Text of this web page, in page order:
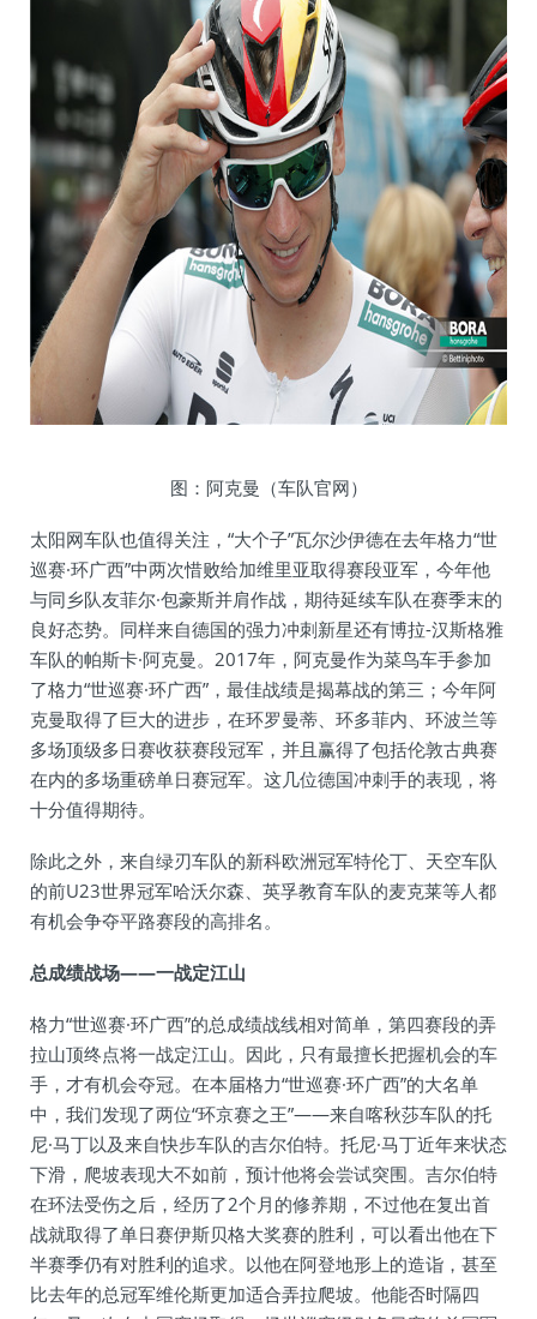
图：阿克曼（车队官网）
太阳网车队也值得关注，“大个子”瓦尔沙伊德在去年格力“世
巡赛·环广西”中两次惜败给加维里亚取得赛段亚军，今年他
与同乡队友菲尔·包豪斯并肩作战，期待延续车队在赛季末的
良好态势。同样来自德国的强力冲刺新星还有博拉-汉斯格雅
车队的帕斯卡·阿克曼。2017年，阿克曼作为菜鸟车手参加
了格力“世巡赛·环广西”，最佳战绩是揭幕战的第三；今年阿
克曼取得了巨大的进步，在环罗曼蒂、环多菲内、环波兰等
多场顶级多日赛收获赛段冠军，并且赢得了包括伦敦古典赛
在内的多场重磅单日赛冠军。这几位德国冲刺手的表现，将
十分值得期待。
除此之外，来自绿刃车队的新科欧洲冠军特伦丁、天空车队
的前U23世界冠军哈沃尔森、英孚教育车队的麦克莱等人都
有机会争夺平路赛段的高排名。
总成绩战场——一战定江山
格力“世巡赛·环广西”的总成绩战线相对简单，第四赛段的弄
拉山顶终点将一战定江山。因此，只有最擅长把握机会的车
手，才有机会夺冠。在本届格力“世巡赛·环广西”的大名单
中，我们发现了两位“环京赛之王”——来自喀秋莎车队的托
尼·马丁以及来自快步车队的吉尔伯特。托尼·马丁近年来状态
下滑，爬坡表现大不如前，预计他将会尝试突围。吉尔伯特
在环法受伤之后，经历了2个月的修养期，不过他在复出首
战就取得了单日赛伊斯贝格大奖赛的胜利，可以看出他在下
半赛季仍有对胜利的追求。以他在阿登地形上的造诣，甚至
比去年的总冠军维伦斯更加适合弄拉爬坡。他能否时隔四